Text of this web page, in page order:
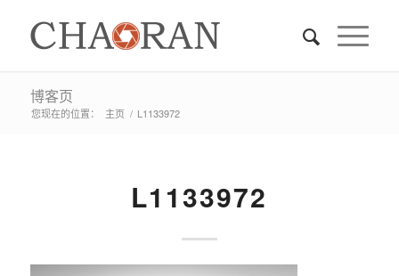
博客页
您现在的位置： 主页 / L1133972
L1133972